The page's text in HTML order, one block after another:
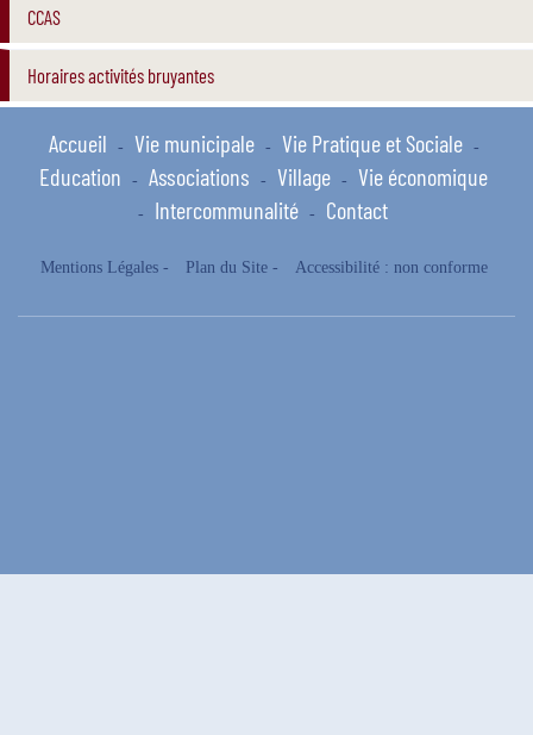
CCAS
Horaires activités bruyantes
Accueil - Vie municipale - Vie Pratique et Sociale -
Education - Associations - Village - Vie économique
- Intercommunalité - Contact
Mentions Légales- Plan du Site- Accessibilité : non conforme